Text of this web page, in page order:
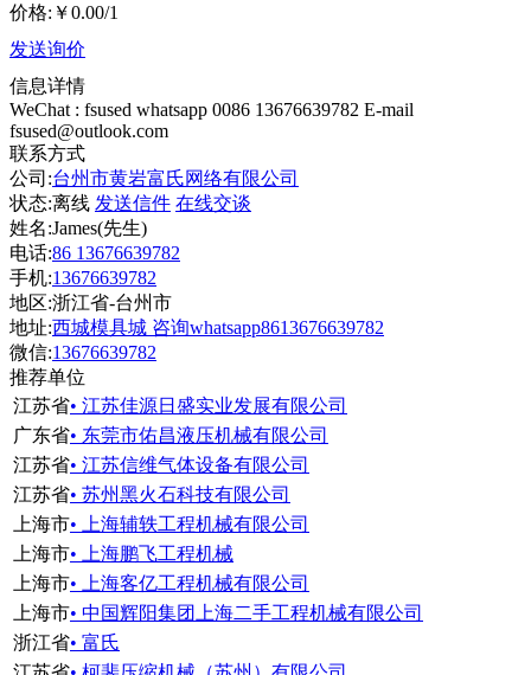
价格: ￥0.00/1
发送询价
信息详情
WeChat : fsused whatsapp 0086 13676639782 E-mail
fsused@outlook.com
联系方式
公司:台州市黄岩富氏网络有限公司
状态:离线 发送信件 在线交谈
姓名:James(先生)
电话:86 13676639782
手机:13676639782
地区:浙江省-台州市
地址:西城模具城 咨询whatsapp8613676639782
微信:13676639782
推荐单位
江苏省• 江苏佳源日盛实业发展有限公司
广东省• 东莞市佑昌液压机械有限公司
江苏省• 江苏信维气体设备有限公司
江苏省• 苏州黑火石科技有限公司
上海市• 上海辅轶工程机械有限公司
上海市• 上海鹏飞工程机械
上海市• 上海客亿工程机械有限公司
上海市• 中国辉阳集团上海二手工程机械有限公司
浙江省• 富氏